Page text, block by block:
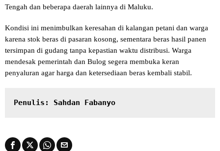
Tengah dan beberapa daerah lainnya di Maluku.
Kondisi ini menimbulkan keresahan di kalangan petani dan warga
karena stok beras di pasaran kosong, sementara beras hasil panen
tersimpan di gudang tanpa kepastian waktu distribusi. Warga
mendesak pemerintah dan Bulog segera membuka keran
penyaluran agar harga dan ketersediaan beras kembali stabil.
Penulis: Sahdan Fabanyo